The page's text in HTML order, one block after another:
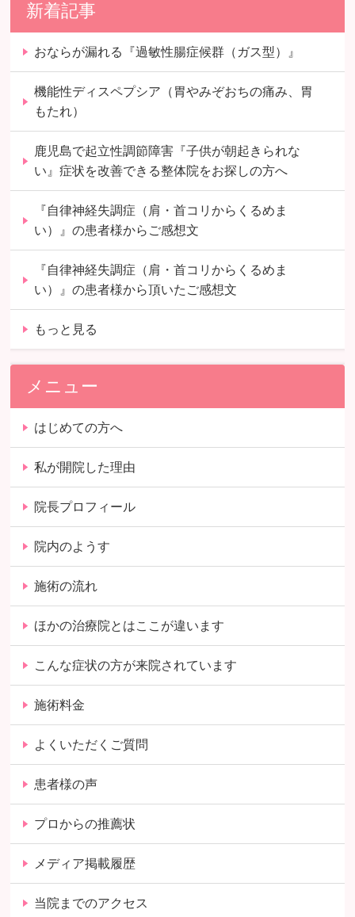
新着記事
おならが漏れる『過敏性腸症候群（ガス型）』
機能性ディスペプシア（胃やみぞおちの痛み、胃
もたれ）
鹿児島で起立性調節障害『子供が朝起きられな
い』症状を改善できる整体院をお探しの方へ
『自律神経失調症（肩・首コリからくるめま
い）』の患者様からご感想文
『自律神経失調症（肩・首コリからくるめま
い）』の患者様から頂いたご感想文
もっと見る
メニュー
はじめての方へ
私が開院した理由
院長プロフィール
院内のようす
施術の流れ
ほかの治療院とはここが違います
こんな症状の方が来院されています
施術料金
よくいただくご質問
患者様の声
プロからの推薦状
メディア掲載履歴
当院までのアクセス